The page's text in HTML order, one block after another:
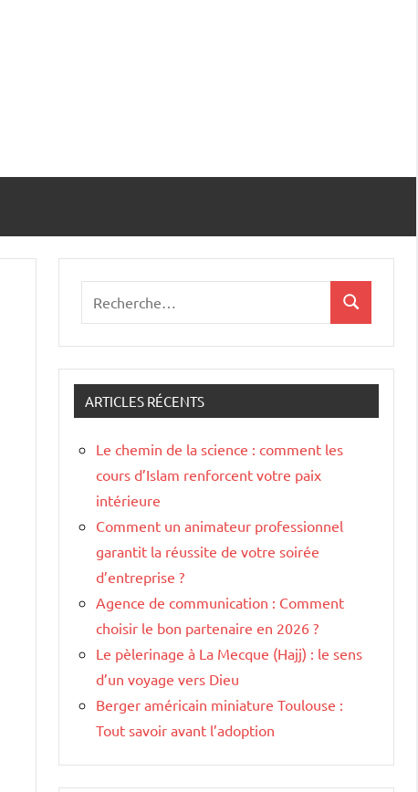
:
Recherche
ARTICLES RÉCENTS
Le chemin de la science : comment les
cours d’Islam renforcent votre paix
intérieure
Comment un animateur professionnel
garantit la réussite de votre soirée
d’entreprise ?
Agence de communication : Comment
choisir le bon partenaire en 2026 ?
Le pèlerinage à La Mecque (Hajj) : le sens
d’un voyage vers Dieu
Berger américain miniature Toulouse :
Tout savoir avant l’adoption